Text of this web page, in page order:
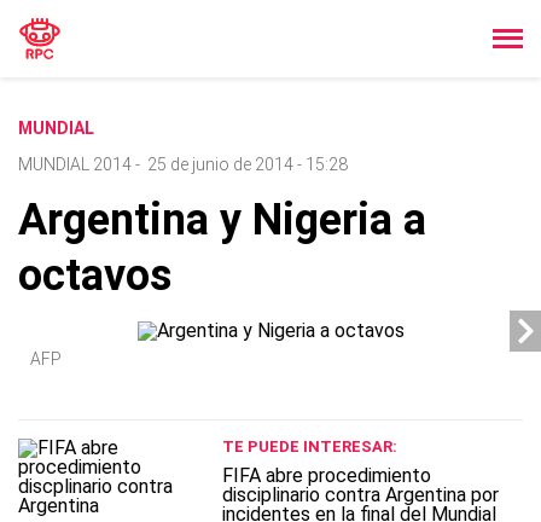
MUNDIAL
MUNDIAL 2014- 25 de junio de 2014 - 15:28
Argentina y Nigeria a
octavos
AFP
TE PUEDE INTERESAR:
FIFA abre procedimiento
disciplinario contra Argentina por
incidentes en la final del Mundial